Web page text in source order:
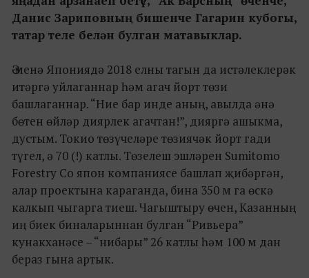
Данис Зариповның бишенче Гагарин кубогы,
татар теле белән булган матавыклар.
Ә менә Япониядә 2018 елны тагын да истәлеклерәк
итәргә уйлаганнар һәм агач йорт төзи
башлаганнар. “Ние бар инде аның, авылда әнә
бөтен өйләр диярлек агачтан!”, дияргә ашыкма,
дустым. Токио төзүчеләре төзиячәк йорт гади
түгел, ә 70 (!) катлы. Төзелеш эшләрен Sumitomo
Forestry Co япон компаниясе башлап җибәргән,
алар проектына караганда, бина 350 м га өскә
калкып чыгарга тиеш. Чагыштыру өчен, Казанның
иң биек биналарыннан булган “Ривьера”
кунакханәсе – “нибары” 26 катлы һәм 100 м дан
бераз гына артык.